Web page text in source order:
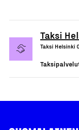
Taksi
Taksi Helsinki